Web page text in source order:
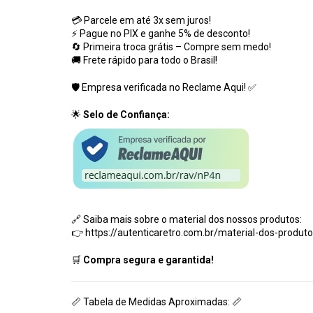
💳 Parcele em até 3x sem juros!
⚡ Pague no PIX e ganhe 5% de desconto!
🔄 Primeira troca grátis – Compre sem medo!
🚚 Frete rápido para todo o Brasil!
🛡️ Empresa verificada no Reclame Aqui! ✅
🌟 Selo de Confiança:
🔗 Saiba mais sobre o material dos nossos produtos:
👉 https://autenticaretro.com.br/material-dos-
🛒 Compra segura e garantida!
📏 Tabela de Medidas Aproximadas: 📏